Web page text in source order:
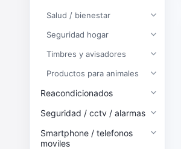
Salud / bienestar
Seguridad hogar
Timbres y avisadores
Productos para animales
Reacondicionados
Seguridad / cctv / alarmas
Smartphone / telefonos
moviles